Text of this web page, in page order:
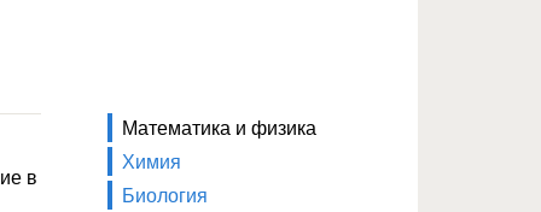
в
Математика и физика
Химия
Биология